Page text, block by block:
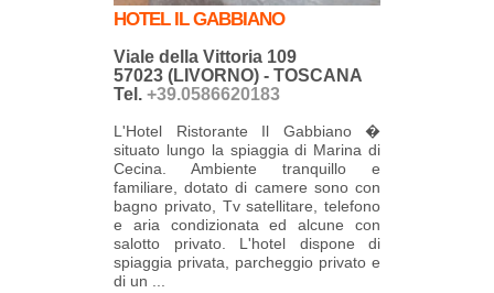
HOTEL IL GABBIANO
Viale della Vittoria 109
57023 (LIVORNO) - TOSCANA
Tel. +39.0586620183
L'Hotel Ristorante Il Gabbiano �
situato lungo la spiaggia di Marina di
Cecina. Ambiente tranquillo e
familiare, dotato di camere sono con
bagno privato, Tv satellitare, telefono
e aria condizionata ed alcune con
salotto privato. L'hotel dispone di
spiaggia privata, parcheggio privato e
di un ...